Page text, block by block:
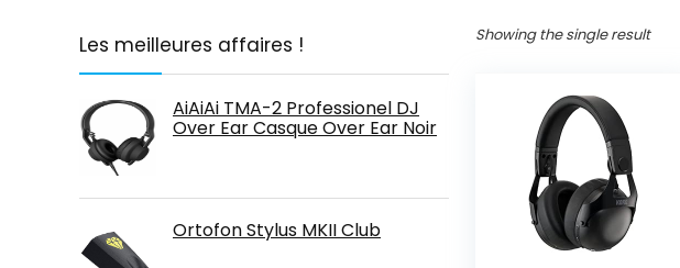
Les meilleures affaires !
AiAiAi TMA-2 Professionel DJ
Over Ear Casque Over Ear Noir
Ortofon Stylus MKII Club
Showing the single result